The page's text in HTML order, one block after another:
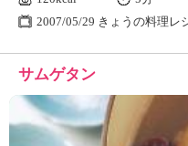
2007/05/29 きょうの料理レ
サムゲタン